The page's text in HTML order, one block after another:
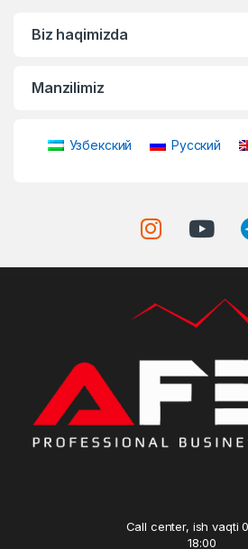
Biz haqimizda
Manzilimiz
Узбекский Русский
Call center, ish vaqti
18:00